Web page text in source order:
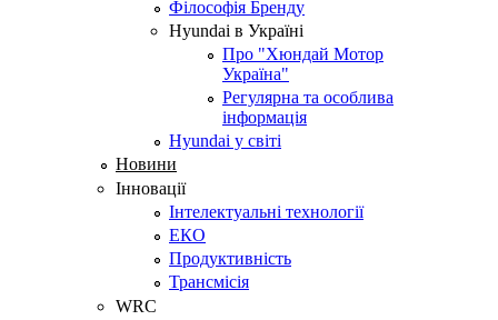
Філософія Бренду
Hyundai в Україні
Про "Хюндай Мотор
Україна"
Регулярна та особлива
інформація
Hyundai у світі
Новини
Інновації
Інтелектуальні технології
ЕКО
Продуктивність
Трансмісія
WRC